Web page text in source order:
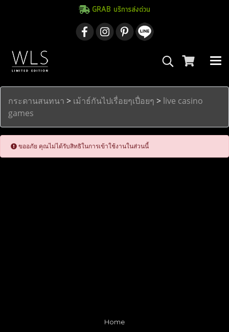
GRAB บริการส่งด่วน
กระดานสนทนา > เม้าธ์กันไปเรื่อยๆเปื่อยๆ > live casino
games
ขออภัย คุณไม่ได้รับสิทธิในการเข้าใช้งานในส่วนนี้
Home